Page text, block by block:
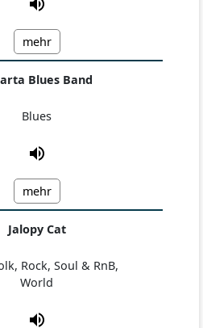
mehr
Blues Band
Blues
mehr
Jalopy Cat
Rock, Soul & RnB,
World